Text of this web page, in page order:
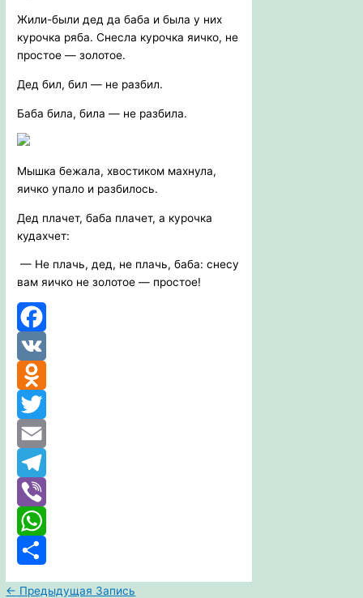
Жили-были дед да баба и была у них
курочка ряба. Снесла курочка яичко, не
простое — золотое.
Дед бил, бил — не разбил.
Баба била, била — не разбила.
Мышка бежала, хвостиком махнула,
яичко упало и разбилось.
Дед плачет, баба плачет, а курочка
кудахчет:
— Не плачь, дед, не плачь, баба: снесу
вам яичко не золотое — простое!
Facebook
VK
Odnoklassniki
Twitter
Email
Telegram
Viber
WhatsApp
Отправить
← Предыдущая Запись